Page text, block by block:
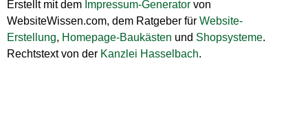
Erstellt mit dem Impressum-Generator von
WebsiteWissen.com, dem Ratgeber für Website-
Erstellung, Homepage-Baukästen und Shopsysteme.
Rechtstext von der Kanzlei Hasselbach.